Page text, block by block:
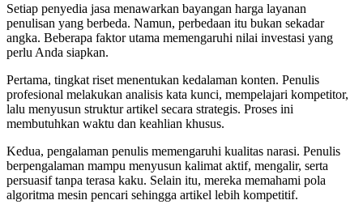
Setiap penyedia jasa menawarkan bayangan harga layanan
penulisan yang berbeda. Namun, perbedaan itu bukan sekadar
angka. Beberapa faktor utama memengaruhi nilai investasi yang
perlu Anda siapkan.
Pertama, tingkat riset menentukan kedalaman konten. Penulis
profesional melakukan analisis kata kunci, mempelajari kompetitor,
lalu menyusun struktur artikel secara strategis. Proses ini
membutuhkan waktu dan keahlian khusus.
Kedua, pengalaman penulis memengaruhi kualitas narasi. Penulis
berpengalaman mampu menyusun kalimat aktif, mengalir, serta
persuasif tanpa terasa kaku. Selain itu, mereka memahami pola
algoritma mesin pencari sehingga artikel lebih kompetitif.